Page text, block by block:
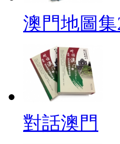
澳門地圖集
對話澳門